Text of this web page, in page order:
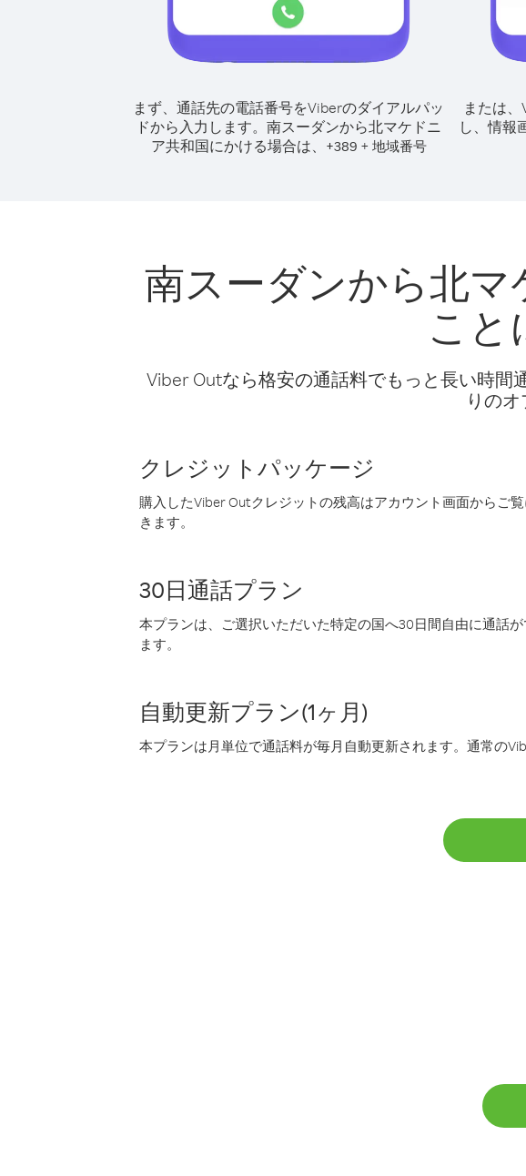
まず、通話先の電話番号をViberのダイアルパッ
ドから入力します。 南スーダンから北マケドニ
ア共和国にかける場合は、
+389 + 地域番号
または
し、情報
南スーダンから北
こと
Viber Outなら格安の通話料でもっと長い時
りの
クレジットパッケージ
購入したViber Outクレジットの残高はアカウント画面からご
きます。
30日通話プラン
本プランは、ご選択いただいた特定の国へ30日間自由に通話
ます。
自動更新プラン(1ヶ月)
本プランは月単位で通話料が毎月自動更新されます。通常の